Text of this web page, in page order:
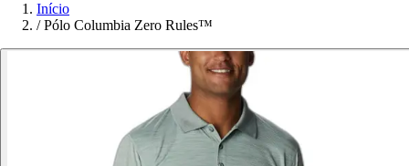
Início
/ Pólo Columbia Zero Rules™